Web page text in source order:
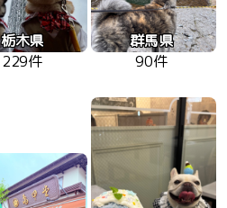
栃木県
229件
群馬県
90件